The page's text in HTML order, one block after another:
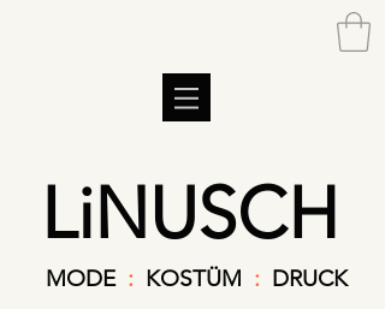
LiNUSCH
MODE : KOSTÜM : DRUCK